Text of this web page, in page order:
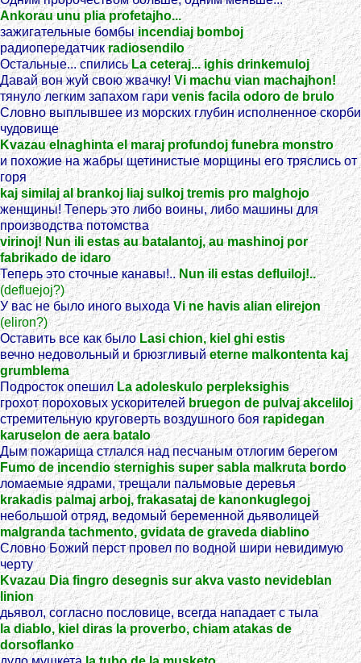
Ankorau unu plia profetajho...
зажигательные бомбы incendiaj bomboj
радиопередатчикradiosendilo
Остальные... спились La ceteraj... ighis drinkemuloj
Давай вон жуй свою жвачку! Vi machu vian machajhon!
тянуло легким запахом гари venis facila odoro de brulo
Словно выплывшее из морских глубин исполненное скорби
чудовище
Kvazau elnaghinta el maraj profundoj funebra monstro
и похожие на жабры щетинистые морщины его тряслись от
горя
kaj similaj al brankoj liaj sulkoj tremis pro malghojo
женщины! Теперь это либо воины, либо машины для
производства потомства
virinoj! Nun ili estas au batalantoj, au mashinoj por
fabrikado de idaro
Теперь это сточные канавы!.. Nun ili estas defluiloj!..
(defluejoj?)
У вас не было иного выхода Vi ne havis alian elirejon
(eliron?)
Оставить все как было Lasi chion, kiel ghi estis
вечно недовольный и брюзгливыйeterne malkontenta kaj
grumblema
Подросток опешилLa adoleskulo perpleksighis
грохот пороховых ускорителей bruegon de pulvaj akceliloj
стремительную круговерть воздушного боя rapidegan
karuselon de aera batalo
Дым пожарища стлался над песчаным отлогим берегом
Fumo de incendio sternighis super sabla malkruta bordo
ломаемые ядрами, трещали пальмовые деревья
krakadis palmaj arboj, frakasataj de kanonkuglegoj
небольшой отряд, ведомый беременной дьяволицей
malgranda tachmento, gvidata de graveda diablino
Словно Божий перст провел по водной шири невидимую
черту
Kvazau Dia fingro desegnis sur akva vasto nevideblan
linion
дьявол, согласно пословице, всегда нападает с тыла
la diablo, kiel diras la proverbo, chiam atakas de
dorsoflanko